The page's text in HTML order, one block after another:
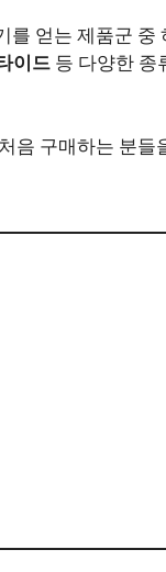
를 얻는 제품군
이드 등 다양한 종
음 구매하는 분들